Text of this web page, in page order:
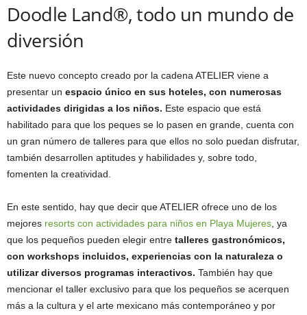
Doodle Land®, todo un mundo de
diversión
Este nuevo concepto creado por la cadena ATELIER viene a
presentar un espacio único en sus hoteles, con numerosas
actividades dirigidas a los niños. Este espacio que está
habilitado para que los peques se lo pasen en grande, cuenta con
un gran número de talleres para que ellos no solo puedan disfrutar,
también desarrollen aptitudes y habilidades y, sobre todo,
fomenten la creatividad.
En este sentido, hay que decir que ATELIER ofrece uno de los
mejores resorts con actividades para niños en Playa Mujeres , ya
que los pequeños pueden elegir entre talleres gastronómicos,
con workshops incluidos, experiencias con la naturaleza o
utilizar diversos programas interactivos. También hay que
mencionar el taller exclusivo para que los pequeños se acerquen
más a la cultura y el arte mexicano más contemporáneo y por